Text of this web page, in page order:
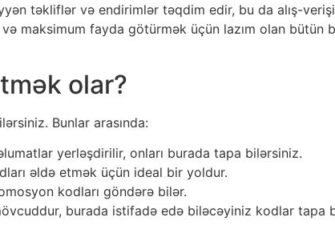
təkliflər və endirimlər təqdim edir, bu da alış-
maksimum fayda götürmək üçün lazım olan bütün
olar?
Bunlar arasında:
yerləşdirilir, onları burada tapa bilərsiniz.
əldə etmək üçün ideal bir yoldur.
kodları göndərə bilər.
burada istifadə edə biləcəyiniz kodlar tapa